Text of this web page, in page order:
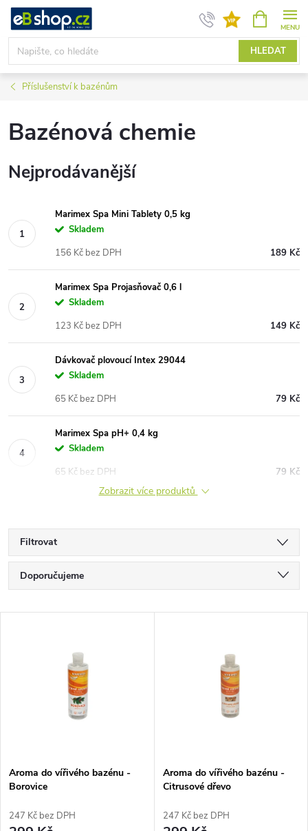
Přejít
obsah
HLEDAT
NÁKUPNÍ
KOŠÍK
Příslušenství k bazénům
Bazénová chemie
Nejprodávanější
Marimex Spa Mini Tablety 0,5 kg
Skladem
189 Kč
156 Kč bez DPH
Marimex Spa Projasňovač 0,6 l
Skladem
149 Kč
123 Kč bez DPH
Dávkovač plovoucí Intex 29044
Skladem
79 Kč
65 Kč bez DPH
Marimex Spa pH+ 0,4 kg
Skladem
79 Kč
65 Kč bez DPH
Zobrazit více produktů
Filtrovat
Ř
a
p
r
Doporučujeme
Nejprodávanější
s
p
Aroma do vířivého bazénu -
Borovice
247 Kč bez DPH
Aroma do vířivého bazénu -
Citrusové dřevo
247 Kč bez DPH